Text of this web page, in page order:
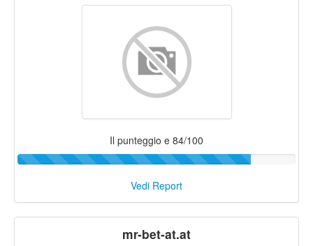
Il punteggio e 84/100
Vedi Report
mr-bet-at.at